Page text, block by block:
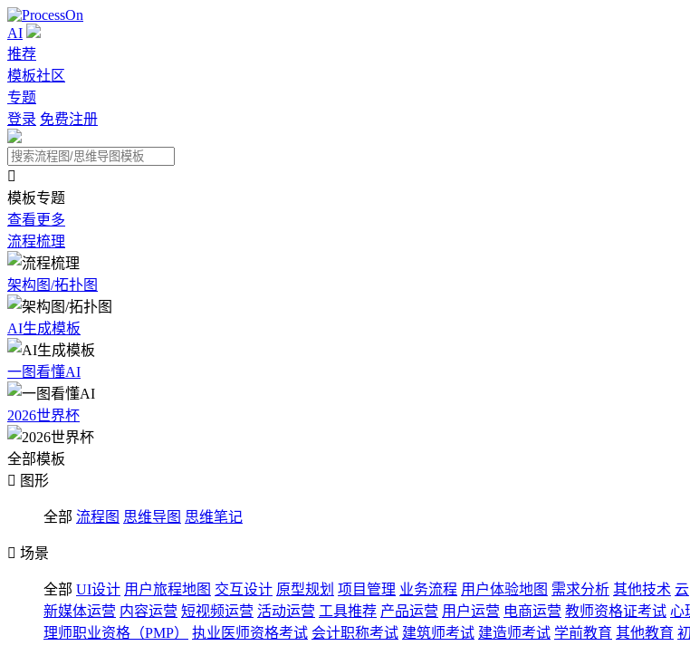
AI
推荐
模板社区
专题
登录 免费注册

模板专题
查看更多
流程梳理
架构图/拓扑图
AI生成模板
一图看懂AI
2026世界杯
全部模板
 图形
全部 流程图 思维导图 思维笔记
 场景
全部 UI设计 用户旅程地图 交互设计 原型规划 项目管理 业务流程 用户体验地图 需求分析 其他技术 云
新媒体运营 内容运营 短视频运营 活动运营 工具推荐 产品运营 用户运营 电商运营 教师资格证考试 心
理师职业资格（PMP）
执业医师资格考试 会计职称考试 建筑师考试 建造师考试 学前教育 其他教育